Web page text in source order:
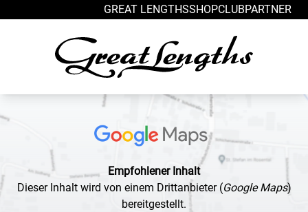
GREAT LENGTHSSHOPCLUBPARTNER
Empfohlener Inhalt
Dieser Inhalt wird von einem Drittanbieter (Google Maps)
bereitgestellt.